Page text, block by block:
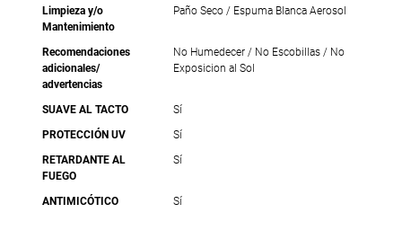
Limpieza y/o
Mantenimiento
Paño Seco / Espuma Blanca Aerosol
Recomendaciones
adicionales/
advertencias
No Humedecer / No Escobillas / No
Exposicion al Sol
SUAVE AL TACTO
Sí
PROTECCIÓN UV
Sí
RETARDANTE AL
FUEGO
Sí
ANTIMICÓTICO Sí